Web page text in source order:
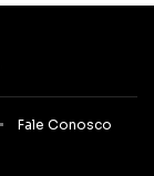
Fale Conosco